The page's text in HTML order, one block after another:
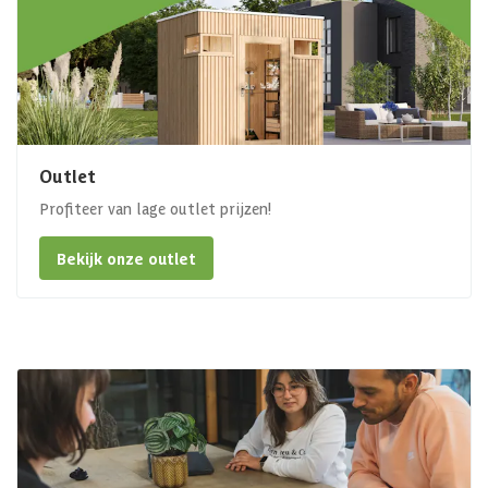
Outlet
Profiteer van lage outlet prijzen!
Bekijk onze outlet